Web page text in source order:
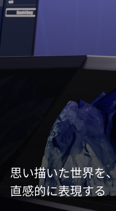
思い描いた世界を、
直感的に表現する